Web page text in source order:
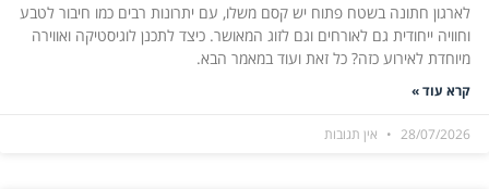
לארגון חתונה בשטח פתוח יש קסם משלו, עם יתרונות רבים כמו חיבור לטבע
וחוויה ייחודית גם לאורחים וגם לזוג המאושר. כיצד לתכנן לוגיסטיקה ואווירה
מיוחדת לאירוע כזה? כל זאת ועוד במאמר הבא.
קרא עוד »
28/07/2026 אין תגובות